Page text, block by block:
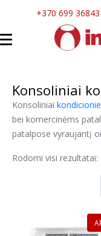
+370 699 36843
Konsoliniai
Konsoliniai
bei komercinėms
patalpose vyraujantį
Rodomi visi rezultatai: